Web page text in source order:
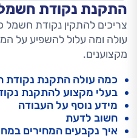
התקנת נקודת
צריכים להתקין נקודת חשמל
עולה ומה עלול להשפיע על
מקצוענים.
כמה עולה התקנת נקודת
בעלי מקצוע להתקנת
מידע נוסף על העבודה
חשוב לדעת
איך נקבעים המחירים